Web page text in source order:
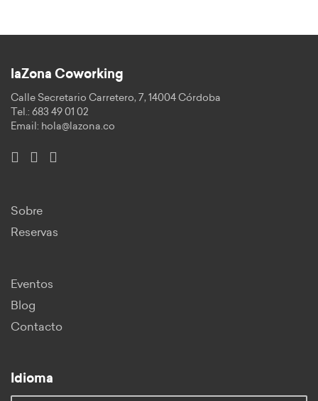
laZona Coworking
Calle Secretario Carretero, 7, 14004 Córdoba
Tel.: 683 49 01 02
Email: hola@lazona.co
Sobre
Reservas
Eventos
Blog
Contacto
Idioma